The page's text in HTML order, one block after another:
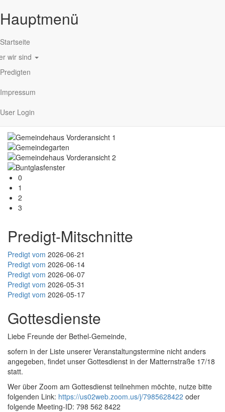
Direkt zum Inhalt
Hauptmenü
Startseite
wir sind
Predigten
Impressum
User Login
Unsere Gemeinde
0
1
2
3
Predigt-Mitschnitte
Predigt vom 2026-06-21
Predigt vom 2026-06-14
Predigt vom 2026-06-07
Predigt vom 2026-05-31
Predigt vom 2026-05-17
Gottesdienste
Liebe Freunde der Bethel-Gemeinde,
sofern in der Liste unserer Veranstaltungstermine nicht anders
angegeben, findet unser Gottesdienst in der Matternstraße 17/18
statt.
Wer über Zoom am Gottesdienst teilnehmen möchte, nutze bitte
folgenden Link: https://us02web.zoom.us/j/7985628422 oder
folgende Meeting-ID: 798 562 8422